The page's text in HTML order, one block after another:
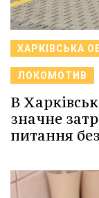
ХАРКІВСЬКА
ЛОКОМОТИВ
В
значне
питання